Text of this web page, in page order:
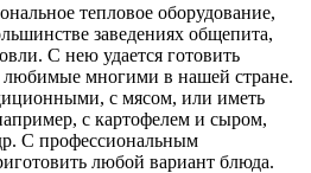
тепловое оборудование,
заведениях общепита,
С нею удается готовить
многими в нашей стране.
с мясом, или иметь
с картофелем и сыром,
С профессиональным
любой вариант блюда.